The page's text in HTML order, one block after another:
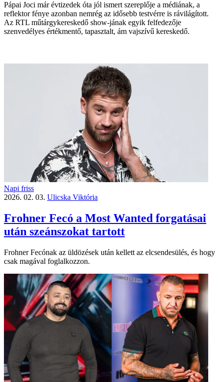
Pápai Joci már évtizedek óta jól ismert szereplője a médiának, a
reflektor fénye azonban nemrég az idősebb testvérre is rávilágított.
Az RTL műtárgykereskedő show-jának egyik felfedezője
szenvedélyes értékmentő, tapasztalt, ám vajszívű kereskedő.
Napi friss
2026. 02. 03. Ulicska Viktória
Frohner Fecó a Most Wanted forgatásai
után szeánszokat tartott
Frohner Fecónak az üldözések után kellett az elcsendesülés, és hogy
csak magával foglalkozzon.